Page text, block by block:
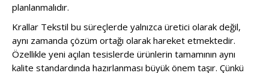
planlanmalıdır.
Krallar Tekstil bu süreçlerde yalnızca üretici olarak değil,
aynı zamanda çözüm ortağı olarak hareket etmektedir.
Özellikle yeni açılan tesislerde ürünlerin tamamının aynı
kalite standardında hazırlanması büyük önem taşır. Çünkü